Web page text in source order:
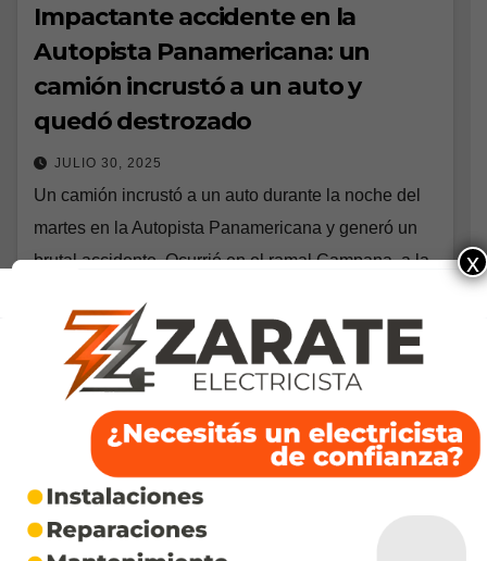
Impactante accidente en la
Autopista Panamericana: un
camión incrustó a un auto y
quedó destrozado
JULIO 30, 2025
Un camión incrustó a un auto durante la noche del
martes en la Autopista Panamericana y generó un
brutal accidente. Ocurrió en el ramal Campana, a la
x